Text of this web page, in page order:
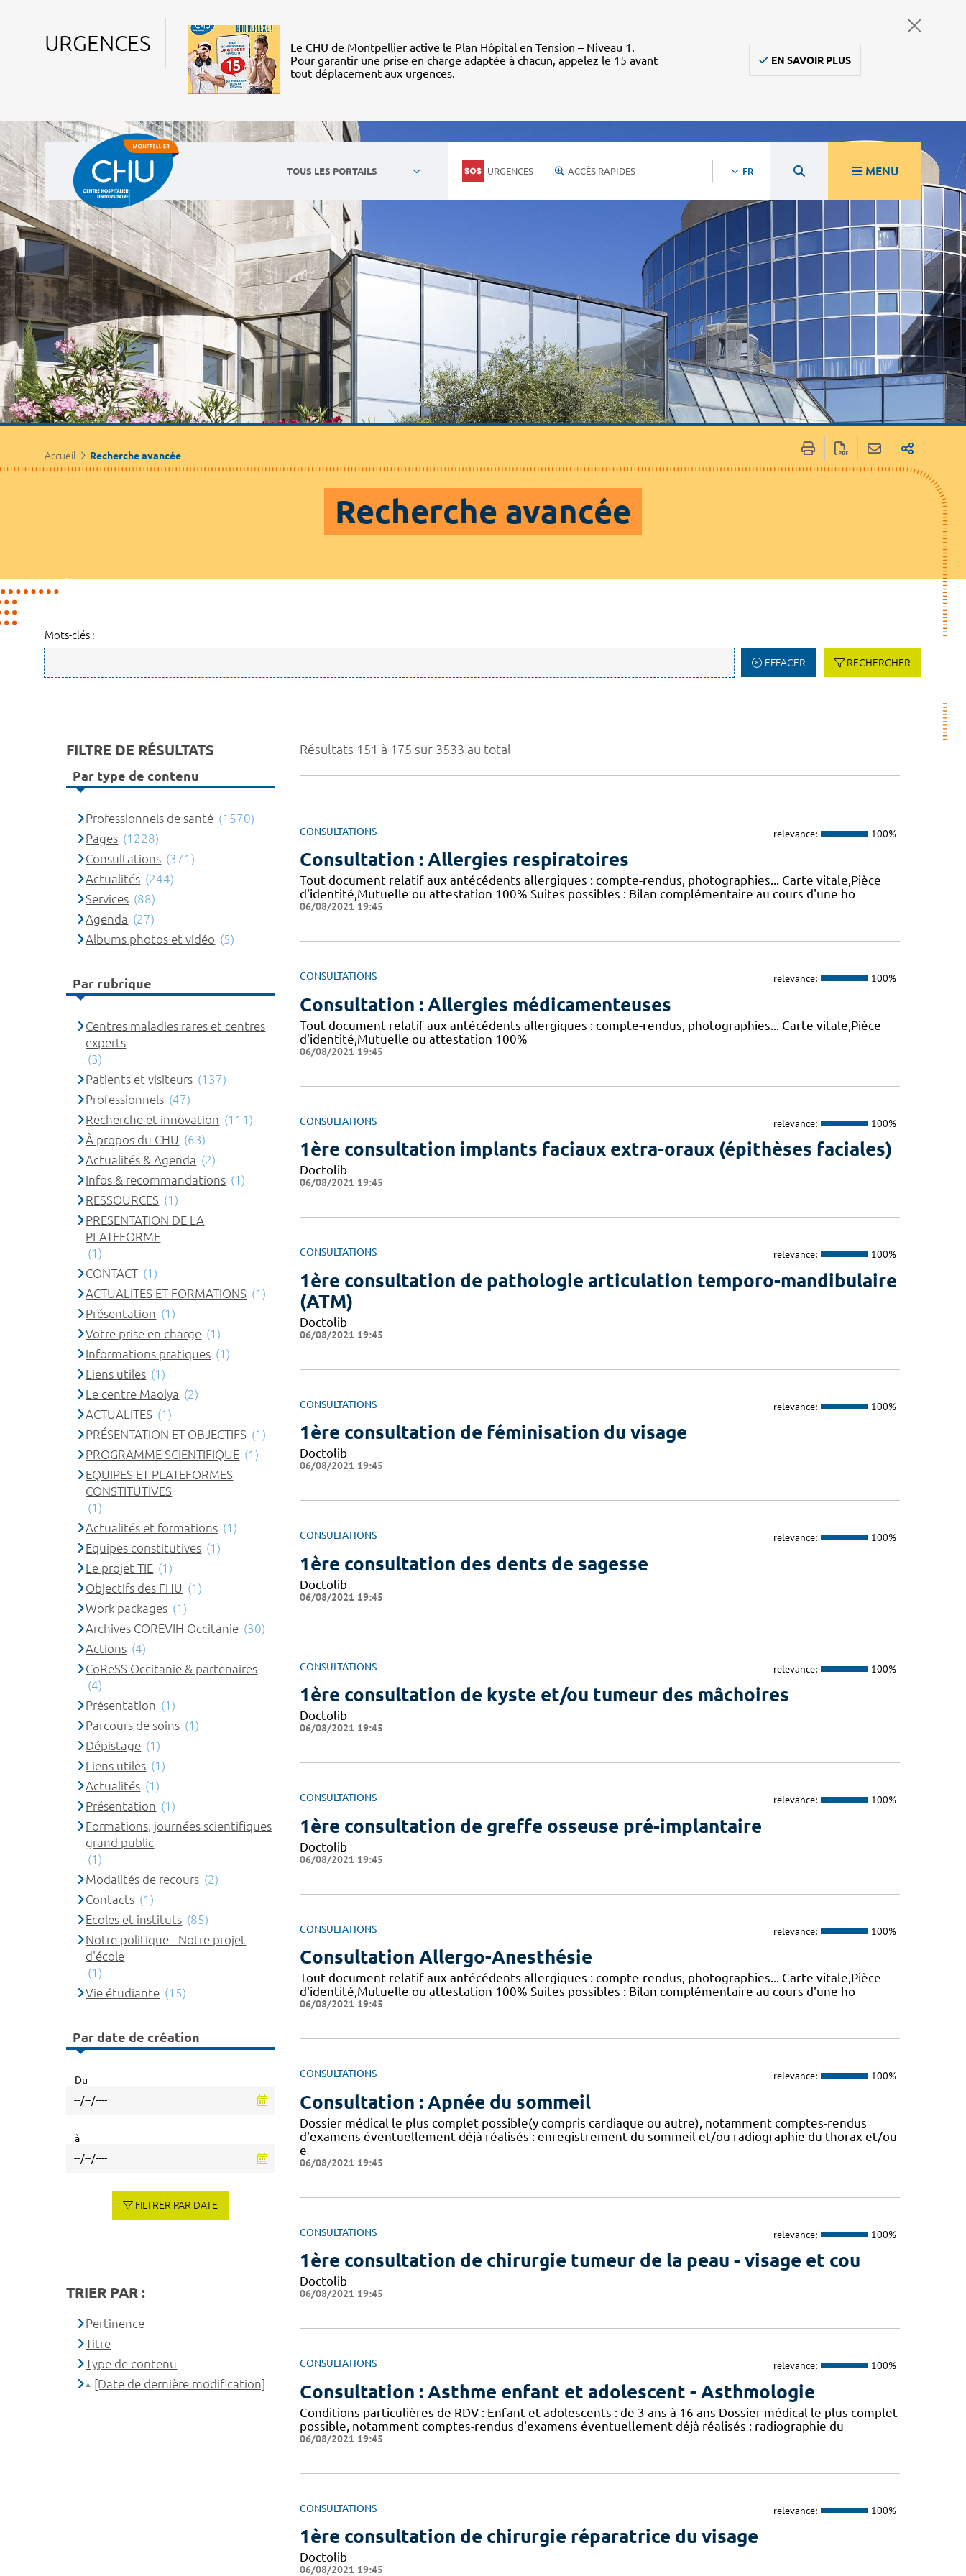
URGENCES
Le CHU de Montpellier active le Plan Hôpital en Tension – Niveau 1.
Pour garantir une prise en charge adaptée à chacun, appelez le 15 avant
tout déplacement aux urgences.
EN SAVOIR PLUS
TOUS LES PORTAILS URGENCES ACCÈS RAPIDES FR MENU
Accueil Recherche avancée
Recherche avancée
Mots-clés :
EFFACER RECHERCHER
Résultats 151 à 175 sur 3533 au total
CONSULTATIONS relevance: 100%
Consultation : Allergies respiratoires
Tout document relatif aux antécédents allergiques : compte-rendus, photographies... Carte vitale,Pièce
d'identité,Mutuelle ou attestation 100% Suites possibles : Bilan complémentaire au cours d'une ho
06/08/2021 19:45
CONSULTATIONS relevance: 100%
Consultation : Allergies médicamenteuses
Tout document relatif aux antécédents allergiques : compte-rendus, photographies... Carte vitale,Pièce
d'identité,Mutuelle ou attestation 100%
06/08/2021 19:45
CONSULTATIONS relevance: 100%
1ère consultation implants faciaux extra-oraux (épithèses faciales)
Doctolib
06/08/2021 19:45
CONSULTATIONS relevance: 100%
1ère consultation de pathologie articulation temporo-mandibulaire
(ATM)
Doctolib
06/08/2021 19:45
CONSULTATIONS relevance: 100%
1ère consultation de féminisation du visage
Doctolib
06/08/2021 19:45
CONSULTATIONS relevance: 100%
1ère consultation des dents de sagesse
Doctolib
06/08/2021 19:45
CONSULTATIONS relevance: 100%
1ère consultation de kyste et/ou tumeur des mâchoires
Doctolib
06/08/2021 19:45
CONSULTATIONS relevance: 100%
1ère consultation de greffe osseuse pré-implantaire
Doctolib
06/08/2021 19:45
CONSULTATIONS relevance: 100%
Consultation Allergo-Anesthésie
Tout document relatif aux antécédents allergiques : compte-rendus, photographies... Carte vitale,Pièce
d'identité,Mutuelle ou attestation 100% Suites possibles : Bilan complémentaire au cours d'une ho
06/08/2021 19:45
CONSULTATIONS relevance: 100%
Consultation : Apnée du sommeil
Dossier médical le plus complet possible(y compris cardiaque ou autre), notamment comptes-rendus
d'examens éventuellement déjà réalisés : enregistrement du sommeil et/ou radiographie du thorax et/ou
e
06/08/2021 19:45
CONSULTATIONS relevance: 100%
1ère consultation de chirurgie tumeur de la peau - visage et cou
Doctolib
06/08/2021 19:45
CONSULTATIONS relevance: 100%
Consultation : Asthme enfant et adolescent - Asthmologie
Conditions particulières de RDV : Enfant et adolescents : de 3 ans à 16 ans Dossier médical le plus complet
possible, notamment comptes-rendus d'examens éventuellement déjà réalisés : radiographie du
06/08/2021 19:45
CONSULTATIONS relevance: 100%
1ère consultation de chirurgie réparatrice du visage
Doctolib
06/08/2021 19:45
FILTRE DE RÉSULTATS
Par type de contenu
Professionnels de santé (1570)
Pages (1228)
Consultations (371)
Actualités (244)
Services (88)
Agenda (27)
Albums photos et vidéo (5)
Par rubrique
Centres maladies rares et centres
experts
(3)
Patients et visiteurs (137)
Professionnels (47)
Recherche et innovation (111)
À propos du CHU (63)
Actualités & Agenda (2)
Infos & recommandations (1)
RESSOURCES (1)
PRESENTATION DE LA
PLATEFORME
(1)
CONTACT (1)
ACTUALITES ET FORMATIONS (1)
Présentation (1)
Votre prise en charge (1)
Informations pratiques (1)
Liens utiles (1)
Le centre Maolya (2)
ACTUALITES (1)
PRÉSENTATION ET OBJECTIFS (1)
PROGRAMME SCIENTIFIQUE (1)
EQUIPES ET PLATEFORMES
CONSTITUTIVES
(1)
Actualités et formations (1)
Equipes constitutives (1)
Le projet TIE (1)
Objectifs des FHU (1)
Work packages (1)
Archives COREVIH Occitanie (30)
Actions (4)
CoReSS Occitanie & partenaires
(4)
Présentation (1)
Parcours de soins (1)
Dépistage (1)
Liens utiles (1)
Actualités (1)
Présentation (1)
Formations, journées scientifiques
grand public
(1)
Modalités de recours (2)
Contacts (1)
Ecoles et instituts (85)
Notre politique - Notre projet
d'école
(1)
Vie étudiante (15)
Par date de création
Du
à
FILTRER PAR DATE
TRIER PAR :
Pertinence
Titre
Type de contenu
[Date de dernière modification]